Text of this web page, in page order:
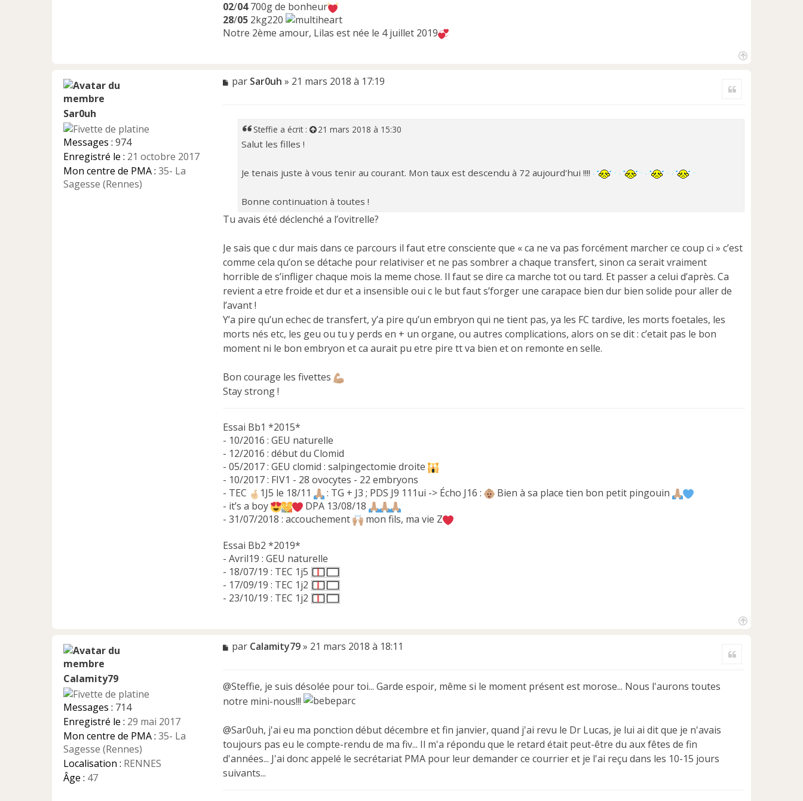
02/04700g de bonheur
28/05 2kg220
Notre 2ème amour, Lilas est née le 4 juillet 2019
Sar0uh
Messages : 974
Enregistré le : 21 octobre 2017
Mon centre de PMA : 35- La
Sagesse (Rennes)
M
par Sar0uh » 21 mars 2018 à 17:19
Steffie a écrit : 21 mars 2018 à 15:30
Salut les filles !
Je tenais juste à vous tenir au courant. Mon taux est descendu à 72 aujourd'hui !!!!
Bonne continuation à toutes !
Tu avais été déclenché a l’ovitrelle?
Je sais que c dur mais dans ce parcours il faut etre consciente que « ca ne va pas forcément marcher ce coup ci » c’est
comme cela qu’on se détache pour relativiser et ne pas sombrer a chaque transfert, sinon ca serait vraiment
horrible de s’infliger chaque mois la meme chose. Il faut se dire ca marche tot ou tard. Et passer a celui d’après. Ca
revient a etre froide et dur et a insensible oui c le but faut s’forger une carapace bien dur bien solide pour aller de
l’avant !
Y’a pire qu’un echec de transfert, y’a pire qu’un embryon qui ne tient pas, ya les FC tardive, les morts foetales, les
morts nés etc, les geu ou tu y perds en + un organe, ou autres complications, alors on se dit : c’etait pas le bon
moment ni le bon embryon et ca aurait pu etre pire tt va bien et on remonte en selle.
Bon courage les fivettes
Stay strong !
Essai Bb1 *2015*
- 10/2016 : GEU naturelle
- 12/2016 : début du Clomid
- 05/2017 : GEU clomid : salpingectomie droite
- 10/2017 : FIV1 - 28 ovocytes - 22 embryons
- TEC
1J5 le 18/11 : TG + J3 ; PDS J9 111ui -> Écho J16 :
Bien à sa place tien bon petit pingouin
- it’s a boy
DPA 13/08/18
- 31/07/2018 : accouchement
mon fils, ma vie Z
Essai Bb2 *2019*
- Avril19 : GEU naturelle
- 18/07/19 : TEC 1j5
- 17/09/19 : TEC 1j2
- 23/10/19 : TEC 1j2
Calamity79
Messages : 714
Enregistré le : 29 mai 2017
Mon centre de PMA : 35- La
Sagesse (Rennes)
Localisation : RENNES
Âge : 47
M
e
s
a
g
n
o
n
l
u
par Calamity79» 21 mars 2018 à 18:11
@Steffie, je suis désolée pour toi... Garde espoir, même si le moment présent est morose... Nous l'aurons toutes
notre mini-nous!!!
@Sar0uh, j'ai eu ma ponction début décembre et fin janvier, quand j'ai revu le Dr Lucas, je lui ai dit que je n'avais
toujours pas eu le compte-rendu de ma fiv... Il m'a répondu que le retard était peut-être du aux fêtes de fin
d'années... J'ai donc appelé le secrétariat PMA pour leur demander ce courrier et je l'ai reçu dans les 10-15 jours
suivants...